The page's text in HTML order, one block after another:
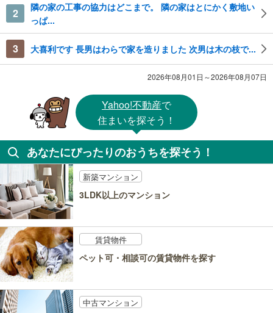
2
隣の家の工事の協力はどこまで。 隣の家はとにかく敷地い
っぱ...
3 大喜利です 長男はわらで家を造りました 次男は木の枝で...
2026年08月01日～2026年08月07日
Yahoo!不動産で
住まいを探そう！
あなたにぴったりのおうちを探そう！
新築マンション
3LDK以上のマンション
賃貸物件
ペット可・相談可の賃貸物件を探す
中古マンション